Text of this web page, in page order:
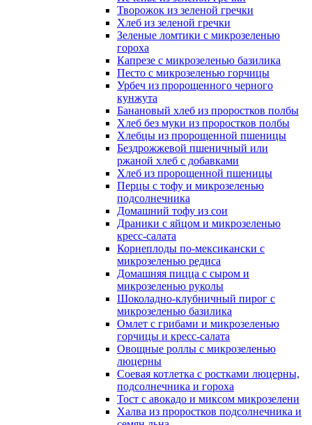
Творожок из зеленой гречки
Хлеб из зеленой гречки
Зеленые ломтики с микрозеленью
гороха
Капрезе с микрозеленью базилика
Песто с микрозеленью горчицы
Урбеч из пророщенного черного
кунжута
Банановый хлеб из проростков полбы
Хлеб без муки из проростков полбы
Хлебцы из пророщенной пшеницы
Бездрожжевой пшеничный или
ржаной хлеб с добавками
Хлеб из пророщенной пшеницы
Перцы с тофу и микрозеленью
подсолнечника
Домашний тофу из сои
Драники с яйцом и микрозеленью
кресс-салата
Корнеплоды по-мексикански с
микрозеленью редиса
Домашняя пицца с сыром и
микрозеленью руколы
Шоколадно-клубничный пирог с
микрозеленью базилика
Омлет с грибами и микрозеленью
горчицы и кресс-салата
Овощные роллы с микрозеленью
люцерны
Соевая котлетка с ростками люцерны,
подсолнечника и гороха
Тост с авокадо и миксом микрозелени
Халва из проростков подсолнечника и